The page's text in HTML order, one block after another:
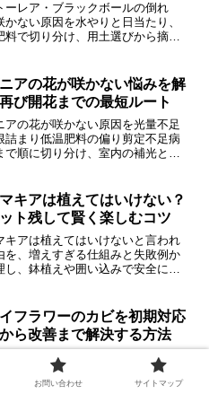
ーレア・ブラックボールの倒れ
かない原因を水やりと日当たり、
料で切り分け、用土選びから摘芯
。アの花が咲かない悩みを解
び開花までの最短ルート
アの花が咲かない原因を光量不足
詰まり低温肥料の偏り剪定不足病
で順に切り分け、室内の補光と乾
キアは植えてはいけない？
ト残して賢く楽しむコツ
キアは植えてはいけないと言われ
を、増えすぎる仕組みと失敗例か
し、鉢植えや囲い込みで安全に楽
イフラワーのカビを初期対応
ら改善まで解決する方法
フラワーのカビ発生条件を湿度・
通気と栄養源から解説し、乾燥方
管容器・乾燥剤の運用、発生時の
お問い合わせ サイトマップ